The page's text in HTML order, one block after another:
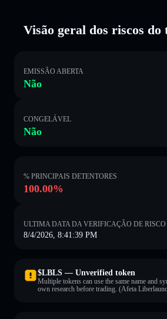
Visão geral dos riscos
EMISSÃO ABERTA
Não
CONGELÁVEL
Não
% PRINCIPAIS DETENTORES
100.00%
ULTIMA DATA DA VERIFICAÇÃO DE RISCO
8/4/2026, 8:41:39 PM
$LBLS — Unverified token
Multiple tokens can use the same name and
own research before trading. (Afeta